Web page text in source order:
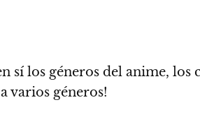
los géneros del anime, los
varios géneros!